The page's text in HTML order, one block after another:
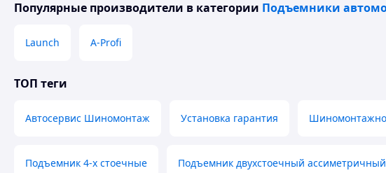
Популярные производители в категории Подъемники
Launch A-Profi
ТОП теги
Автосервис Шиномонтаж Установка гарантия
Подъемник 4-х стоечные Подъемник двухстоечный ассиметричный